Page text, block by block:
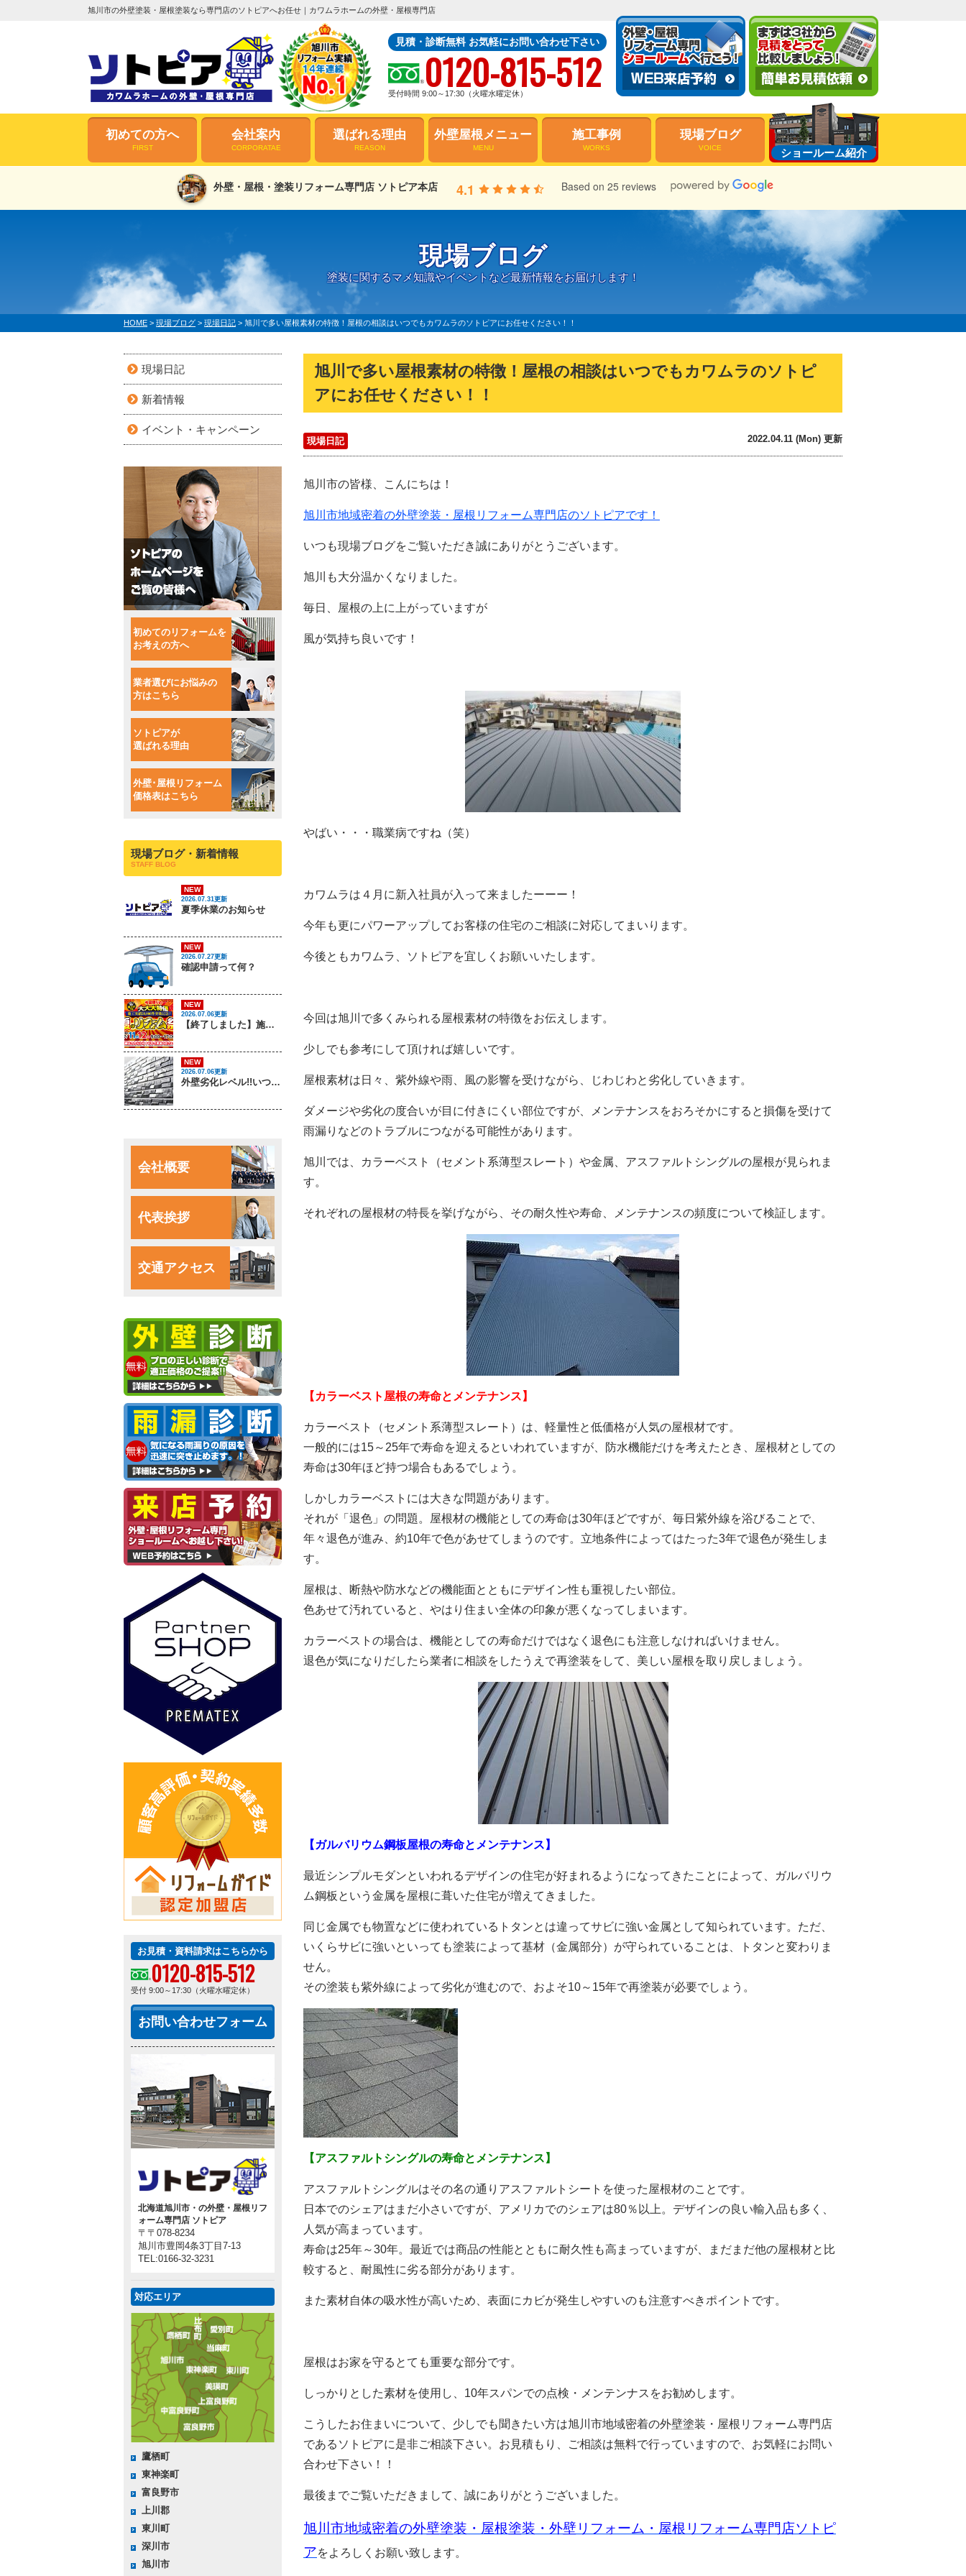
旭川市の外壁塗装・屋根塗装なら専門店のソトピアへお任せ｜カワムラホームの外壁・屋根専門店
見積・診断無料 お気軽にお問い合わせ下さい
0120-815-512
受付時間 9:00～17:30（火曜水曜定休）
初めての方へ
FIRST
会社案内
CORPORATAE
選ばれる理由
REASON
外壁屋根メニュー
MENU
施工事例
WORKS
現場ブログ
VOICE ショールーム紹介
外壁・屋根・塗装リフォーム専門店 ソトピア本店 4.1 Based on 25 reviews
現場ブログ
塗装に関するマメ知識やイベントなど最新情報をお届けします！
HOME > 現場ブログ > 現場日記 > 旭川で多い屋根素材の特徴！屋根の相談はいつでもカワムラのソトピアにお任せください！！
旭川で多い屋根素材の特徴！屋根の相談はいつでもカワムラのソトピ
アにお任せください！！
現場日記 2022.04.11 (Mon) 更新
旭川市の皆様、こんにちは！
旭川市地域密着の外壁塗装・屋根リフォーム専門店のソトピアです！
いつも現場ブログをご覧いただき誠にありがとうございます。
旭川も大分温かくなりました。
毎日、屋根の上に上がっていますが
風が気持ち良いです！
やばい・・・職業病ですね（笑）
カワムラは４月に新入社員が入って来ましたーーー！
今年も更にパワーアップしてお客様の住宅のご相談に対応してまいります。
今後ともカワムラ、ソトピアを宜しくお願いいたします。
今回は旭川で多くみられる屋根素材の特徴をお伝えします。
少しでも参考にして頂ければ嬉しいです。
屋根素材は日々、紫外線や雨、風の影響を受けながら、じわじわと劣化していきます。
ダメージや劣化の度合いが目に付きにくい部位ですが、メンテナンスをおろそかにすると損傷を受けて
雨漏りなどのトラブルにつながる可能性があります。
旭川では、カラーベスト（セメント系薄型スレート）や金属、アスファルトシングルの屋根が見られま
す。
それぞれの屋根材の特長を挙げながら、その耐久性や寿命、メンテナンスの頻度について検証します。
【カラーベスト屋根の寿命とメンテナンス】
カラーベスト（セメント系薄型スレート）は、軽量性と低価格が人気の屋根材です。
一般的には15～25年で寿命を迎えるといわれていますが、防水機能だけを考えたとき、屋根材としての
寿命は30年ほど持つ場合もあるでしょう。
しかしカラーベストには大きな問題があります。
それが「退色」の問題。
屋根材の機能としての寿命は30年ほどですが、毎日紫外線を浴びることで、
年々退色が進み、約10年で色があせてしまうのです。 立地条件によってはたった3年で退色が発生しま
す。
屋根は、断熱や防水などの機能面とともにデザイン性も重視したい部位。
色あせて汚れていると、やはり住まい全体の印象が悪くなってしまいます。
カラーベストの場合は、機能としての寿命だけではなく退色にも注意しなければいけません。
退色が気になりだしたら業者に相談をしたうえで再塗装をして、美しい屋根を取り戻しましょう。
【ガルバリウム鋼板屋根の寿命とメンテナンス】
最近シンプルモダンといわれるデザインの住宅が好まれるようになってきたことによって、ガルバリウ
ム鋼板という金属を屋根に葺いた住宅が増えてきました。
同じ金属でも物置などに使われているトタンとは違ってサビに強い金属として知られています。 ただ、
いくらサビに強いといっても塗装によって基材（金属部分）が守られていることは、トタンと変わりま
せん。
その塗装も紫外線によって劣化が進むので、およそ10～15年で再塗装が必要でしょう。
【アスファルトシングルの寿命とメンテナンス】
アスファルトシングルはその名の通りアスファルトシートを使った屋根材のことです。
日本でのシェアはまだ小さいですが、アメリカでのシェアは80％以上。デザインの良い輸入品も多く、
人気が高まっています。
寿命は25年～30年。最近では商品の性能とともに耐久性も高まっていますが、まだまだ他の屋根材と比
較すると、耐風性に劣る部分があります。
また素材自体の吸水性が高いため、表面にカビが発生しやすいのも注意すべきポイントです。
屋根はお家を守るとても重要な部分です。
しっかりとした素材を使用し、10年スパンでの点検・メンテンナスをお勧めします。
こうしたお住まいについて、少しでも聞きたい方は旭川市地域密着の外壁塗装・屋根リフォーム専門店
であるソトピアに是非ご相談下さい。お見積もり、ご相談は無料で行っていますので、お気軽にお問い
合わせ下さい！！
最後までご覧いただきまして、誠にありがとうございました。
旭川市地域密着の外壁塗装・屋根塗装・外壁リフォーム・屋根リフォーム専門店ソトピ
アをよろしくお願い致します。
現場日記
新着情報
イベント・キャンペーン
初めてのリフォームを
お考えの方へ
業者選びにお悩みの
方はこちら
ソトピアが
選ばれる理由
外壁･屋根リフォーム
価格表はこちら
現場ブログ・新着情報
STAFF BLOG
NEW
2026.07.31更新
夏季休業のお知らせ
NEW
2026.07.27更新
確認申請って何？
NEW
2026.07.06更新
【終了しました】施工実績50,000件突破記念！夏のリフォーム祭 開催します！
NEW
2026.07.06更新
外壁劣化レベル!!いつでもソトピアに相談してください！
会社概要
代表挨拶
交通アクセス
お見積・資料請求はこちらから
0120-815-512
受付 9:00～17:30（火曜水曜定休）
お問い合わせフォーム
北海道旭川市・の外壁・屋根リフ
ォーム専門店 ソトピア
〒〒078-8234
旭川市豊岡4条3丁目7-13
TEL:0166-32-3231
対応エリア
鷹栖町
東神楽町
富良野市
上川郡
東川町
深川市
旭川市